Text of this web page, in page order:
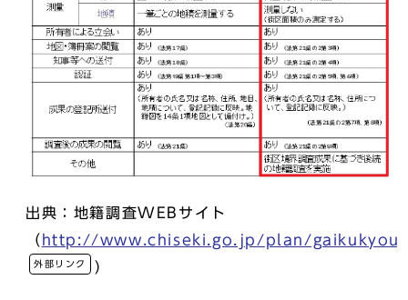
出典：地籍調査WEBサイト
（ http://www.chiseki.go.jp/plan/
外部リンク ）